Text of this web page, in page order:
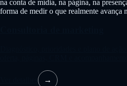
na conta de mídia, na página, na
forma de medir o que realmente avança
→